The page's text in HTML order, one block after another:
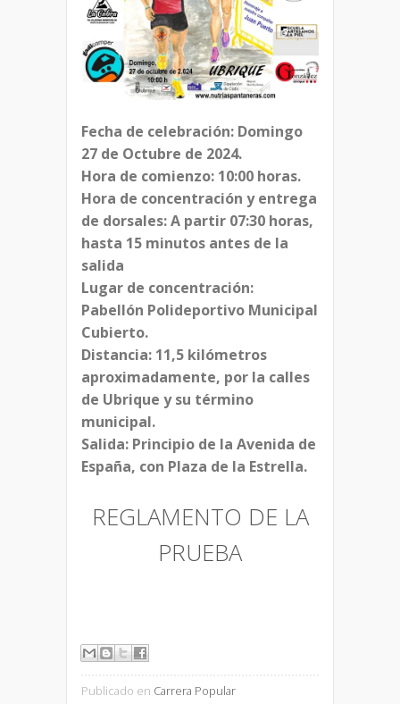
Fecha de celebración: Domingo
27 de Octubre de 2024.
Hora de comienzo: 10:00 horas.
Hora de concentración y entrega
de dorsales: A partir 07:30 horas,
hasta 15 minutos antes de la
salida
Lugar de concentración:
Pabellón Polideportivo Municipal
Cubierto.
Distancia: 11,5 kilómetros
aproximadamente, por la calles
de Ubrique y su término
municipal.
Salida: Principio de la Avenida de
España, con Plaza de la Estrella.
REGLAMENTO DE LA
PRUEBA
Publicado en Carrera Popular